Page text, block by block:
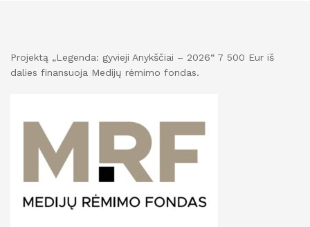
Projektą „Legenda: gyvieji Anykščiai – 2026“ 7 500 Eur iš
dalies finansuoja Medijų rėmimo fondas.